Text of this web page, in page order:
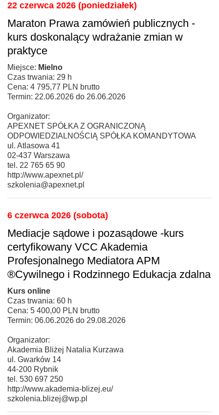
22 czerwca 2026 (poniedziałek)
Maraton Prawa zamówień publicznych -
kurs doskonalący wdrażanie zmian w
praktyce
Miejsce: Mielno
Czas trwania: 29 h
Cena: 4 795,77 PLN brutto
Termin: 22.06.2026 do 26.06.2026
Organizator:
APEXNET SPÓŁKA Z OGRANICZONĄ
ODPOWIEDZIALNOŚCIĄ SPÓŁKA KOMANDYTOWA
ul. Atlasowa 41
02-437 Warszawa
tel. 22 765 65 90
http://www.apexnet.pl/
szkolenia@apexnet.pl
6 czerwca 2026 (sobota)
Mediacje sądowe i pozasądowe -kurs
certyfikowany VCC Akademia
Profesjonalnego Mediatora APM
®Cywilnego i Rodzinnego Edukacja zdalna
Kurs online
Czas trwania: 60 h
Cena: 5 400,00 PLN brutto
Termin: 06.06.2026 do 29.08.2026
Organizator:
Akademia Bliżej Natalia Kurzawa
ul. Gwarków 14
44-200 Rybnik
tel. 530 697 250
http://www.akademia-blizej.eu/
szkolenia.blizej@wp.pl